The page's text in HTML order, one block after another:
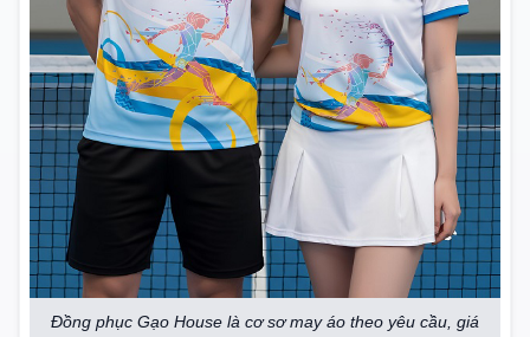
Đồng phục Gạo House là cơ sơ may áo theo yêu cầu, giá